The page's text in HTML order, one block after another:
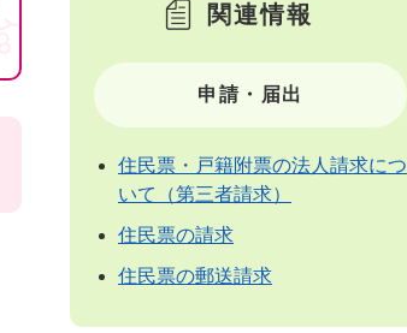
関連情報
申請・届出
住民票・戸籍附票の法人請求につ
いて（第三者請求）
住民票の請求
住民票の郵送請求